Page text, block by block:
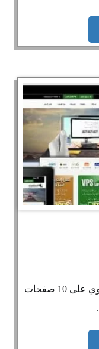
قالب شركة استضافة ندى القالب يحتوي على 10 صفحات